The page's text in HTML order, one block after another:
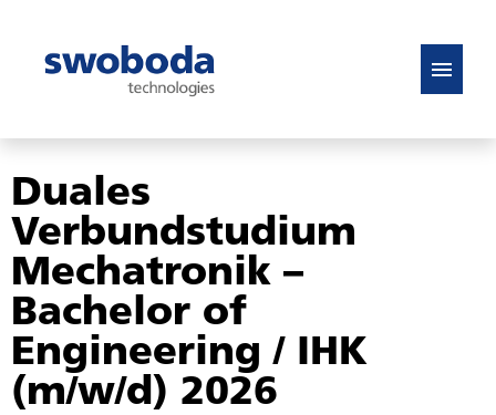
DE
EN
Stellenangebote
FAQ
Duales
Verbundstudium
Mechatronik –
Bachelor of
Engineering / IHK
(m/w/d) 2026